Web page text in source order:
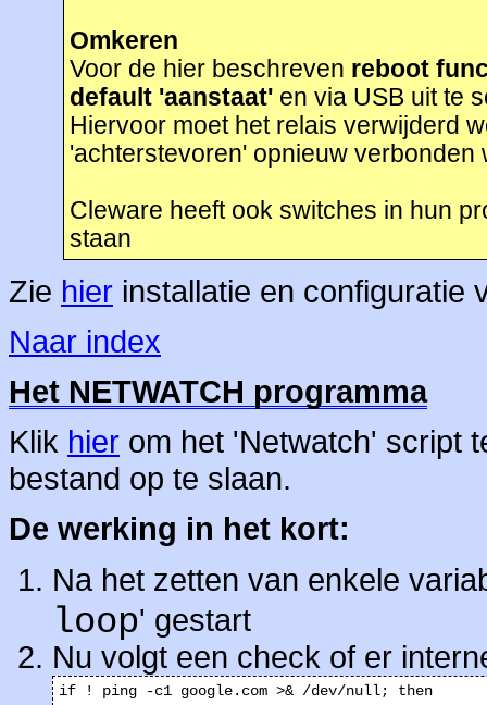
Omkeren
Voor de hier beschreven reboot
default 'aanstaat' en via USB uit te
Hiervoor moet het relais verwijderd
'achterstevoren' opnieuw verbonden
Cleware heeft ook switches in hun
staan
Zie hier installatie en configuratie
Naar index
Het NETWATCH programma
Klik hier om het 'Netwatch' script
bestand op te slaan.
De werking in het kort:
Na het zetten van enkele
loop' gestart
Nu volgt een check of er
if ! ping -c1 google.com >& /dev/null; then